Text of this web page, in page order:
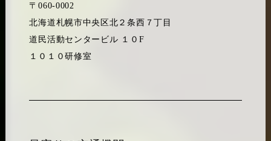
〒060-0002
北海道札幌市中央区北２条西７丁目
道民活動センタービル １０F
１０１０研修室